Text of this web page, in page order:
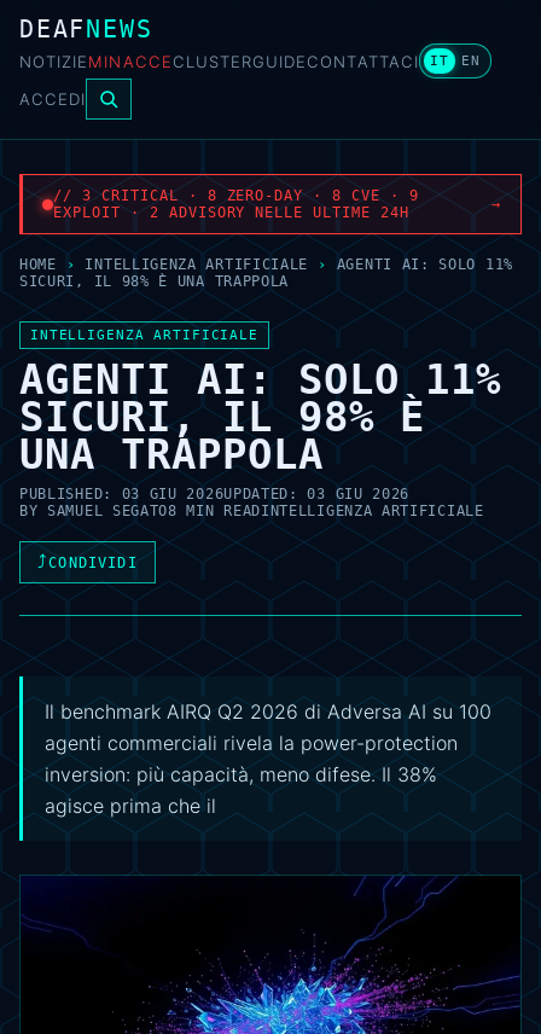
DEAFNEWS
NOTIZIEMINACCECLUSTERGUIDECONTATTACI IT EN
ACCEDI
// 3 CRITICAL · 8 ZERO-DAY · 8 CVE · 9
EXPLOIT · 2 ADVISORY NELLE ULTIME 24H
→
HOME › INTELLIGENZA ARTIFICIALE ›
AGENTI AI: SOLO 11%
SICURI, IL 98% È UNA TRAPPOLA
INTELLIGENZA ARTIFICIALE
AGENTI AI: SOLO 11%
SICURI, IL 98% È
UNA TRAPPOLA
PUBLISHED: 03 GIU 2026UPDATED:03 GIU 2026
BY SAMUEL SEGATO8 MIN READINTELLIGENZA ARTIFICIALE
⤴CONDIVIDI
Il benchmark AIRQ Q2 2026 di Adversa AI su 100
agenti commerciali rivela la power-protection
inversion: più capacità, meno difese. Il 38%
agisce prima che il